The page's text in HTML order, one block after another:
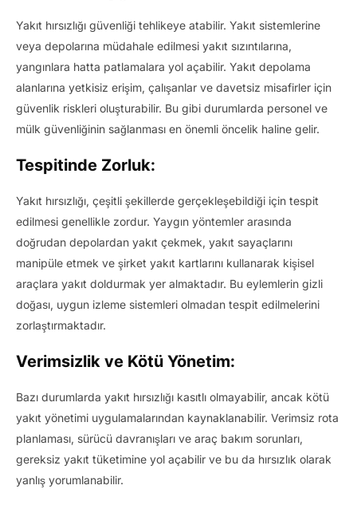
Yakıt hırsızlığı güvenliği tehlikeye atabilir. Yakıt sistemlerine
veya depolarına müdahale edilmesi yakıt sızıntılarına,
yangınlara hatta patlamalara yol açabilir. Yakıt depolama
alanlarına yetkisiz erişim, çalışanlar ve davetsiz misafirler için
güvenlik riskleri oluşturabilir. Bu gibi durumlarda personel ve
mülk güvenliğinin sağlanması en önemli öncelik haline gelir.
Tespitinde Zorluk:
Yakıt hırsızlığı, çeşitli şekillerde gerçekleşebildiği için tespit
edilmesi genellikle zordur. Yaygın yöntemler arasında
doğrudan depolardan yakıt çekmek, yakıt sayaçlarını
manipüle etmek ve şirket yakıt kartlarını kullanarak kişisel
araçlara yakıt doldurmak yer almaktadır. Bu eylemlerin gizli
doğası, uygun izleme sistemleri olmadan tespit edilmelerini
zorlaştırmaktadır.
Verimsizlik ve Kötü Yönetim:
Bazı durumlarda yakıt hırsızlığı kasıtlı olmayabilir, ancak kötü
yakıt yönetimi uygulamalarından kaynaklanabilir. Verimsiz rota
planlaması, sürücü davranışları ve araç bakım sorunları,
gereksiz yakıt tüketimine yol açabilir ve bu da hırsızlık olarak
yanlış yorumlanabilir.